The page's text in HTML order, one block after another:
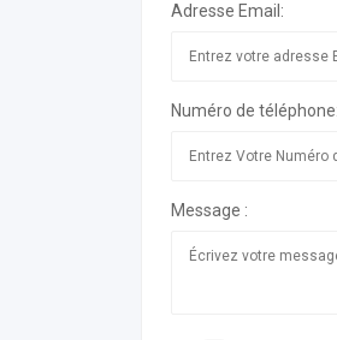
Adresse Email:
Numéro de téléphone:
Message :